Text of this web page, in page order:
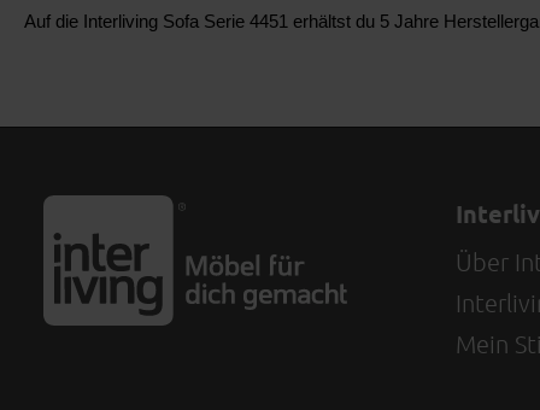
Auf die Interliving Sofa Serie 4451 erhältst du 5 Jahre
Über
Mein